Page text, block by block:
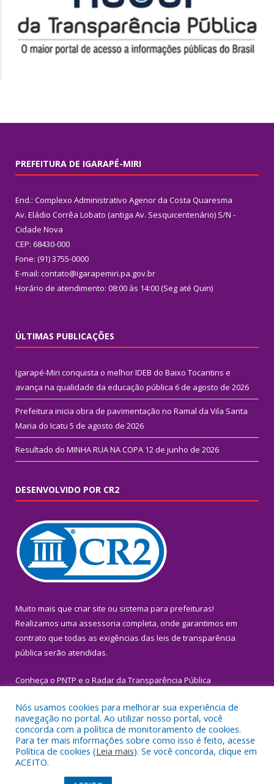
PREFEITURA DE IGARAPÉ-MIRI
End.: Complexo Administrativo Agenor da Costa Quaresma
Av. Eládio Corrêa Lobato (antiga Av. Sesquicentenário) S/N -
Cidade Nova
CEP: 68430-000
Fone: (91) 3755-0000
E-mail: contato@igarapemiri.pa.gov.br
Horário de atendimento: 08:00 às 14:00 (Seg até Quin)
ÚLTIMAS PUBLICAÇÕES
Igarapé-Miri conquista o melhor IDEB do Baixo Tocantins e
avança na qualidade da educação pública 6 de agosto de 2026
Prefeitura inicia obra de pavimentação no Ramal da Vila Santa
Maria do Icatu 5 de agosto de 2026
Resultado do MINHA RUA NA COPA 12 de junho de 2026
DESENVOLVIDO POR CR2
Muito mais que criar site ou sistema para prefeituras!
Realizamos uma assessoria completa, onde garantimos em
contrato que todas as exigências das leis de transparência
pública serão atendidas.
Conheça o PNTP e o Radar da Transparência Pública
Todos os direitos reservados a Prefeitura Municipal de Igarapé-
Miri.
Nós usamos cookies para melhorar sua experiência de
navegação no portal. Ao utilizar nosso portal, você
concorda com a política de monitoramento de cookies.
Para ter mais informações sobre como isso é feito, acesse
Política de cookies (Leia mais). Se você concorda, clique em
ACEITO.